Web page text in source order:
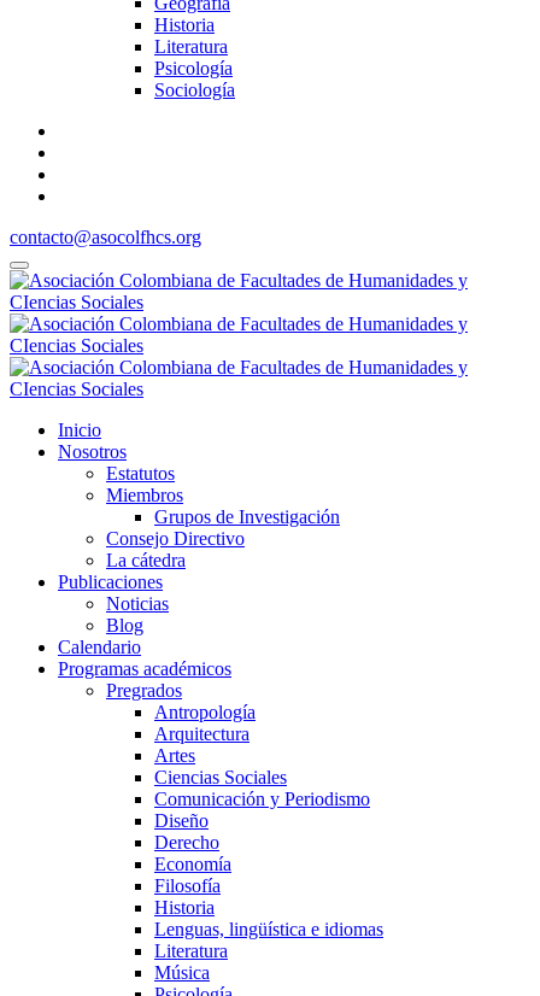
Historia
Literatura
Psicología
Sociología
contacto@asocolfhcs.org
Inicio
Nosotros
Estatutos
Miembros
Grupos de Investigación
Consejo Directivo
La cátedra
Publicaciones
Noticias
Blog
Calendario
Programas académicos
Pregrados
Antropología
Arquitectura
Artes
Ciencias Sociales
Comunicación y Periodismo
Diseño
Derecho
Economía
Filosofía
Historia
Lenguas, lingüística e idiomas
Literatura
Música